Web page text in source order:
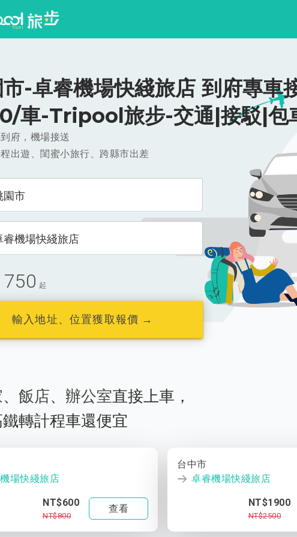
-卓睿機場快綫旅店 到府專車
車-Tripool旅步-交通|接駁|包
府，機場接送
出遊、閨蜜小旅行、跨縣市出差
園市
睿機場快綫旅店
750 起
輸入地址、位置獲取報價 →
、 飯店、 辦公室直接上車，
轉計程車還便宜
場快綫旅店
NT$600
NT$800
查看
台中市
卓睿機場快綫旅店
NT$1900
NT$2500